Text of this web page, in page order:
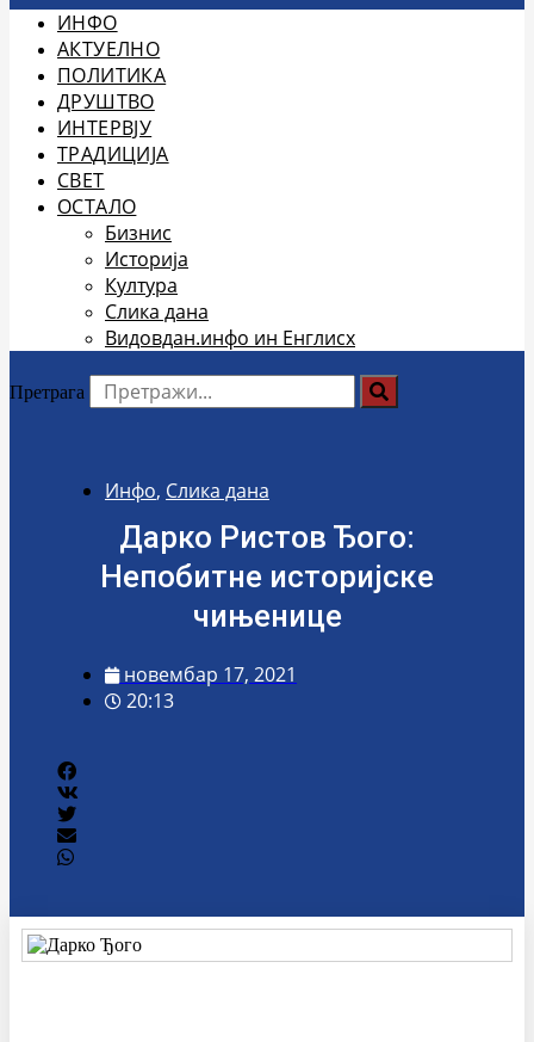
ИНФО
АКТУЕЛНО
ПОЛИТИКА
ДРУШТВО
ИНТЕРВЈУ
ТРАДИЦИЈА
СВЕТ
ОСТАЛО
Бизнис
Историја
Култура
Слика дана
Видовдан.инфо ин Енглисх
Претрага
Инфо, Слика дана
Дарко Ристов Ђого:
Непобитне историјске
чињенице
новембар 17, 2021
20:13